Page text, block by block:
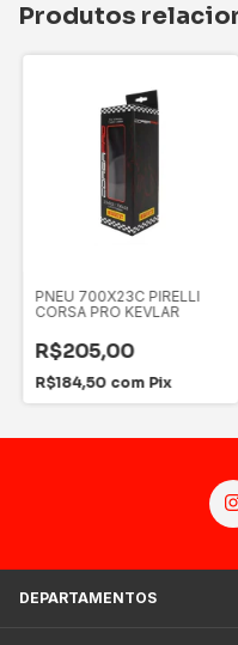
Produtos
PNEU 700X23C PIRELLI
CORSA PRO KEVLAR
R$205,00
R$184,50 com Pix
DEPARTAMENTOS